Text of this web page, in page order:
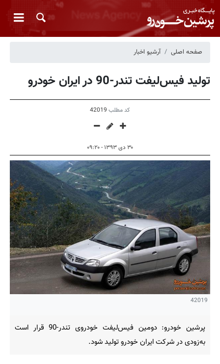
صفحه اصلی آرشیو اخبار
تولید فیس‌لیفت تندر-90 در ایران خودرو
کد مطلب 42019
۳۰ دی ۱۳۹۳ - ۰۹:۲۰
42019
پرشین خودرو: دومین فیس‌لیفت خودروی تندر-90 قرار است
به‌زودی در شرکت ایران خودرو تولید شود.